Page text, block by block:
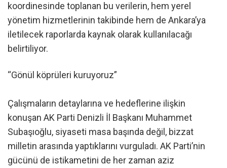
koordinesinde toplanan bu verilerin, hem yerel
yönetim hizmetlerinin takibinde hem de Ankara’ya
iletilecek raporlarda kaynak olarak kullanılacağı
belirtiliyor.
“Gönül köprüleri kuruyoruz”
Çalışmaların detaylarına ve hedeflerine ilişkin
konuşan AK Parti Denizli İl Başkanı Muhammet
Subaşıoğlu, siyaseti masa başında değil, bizzat
milletin arasında yaptıklarını vurguladı. AK Parti’nin
gücünü de istikametini de her zaman aziz